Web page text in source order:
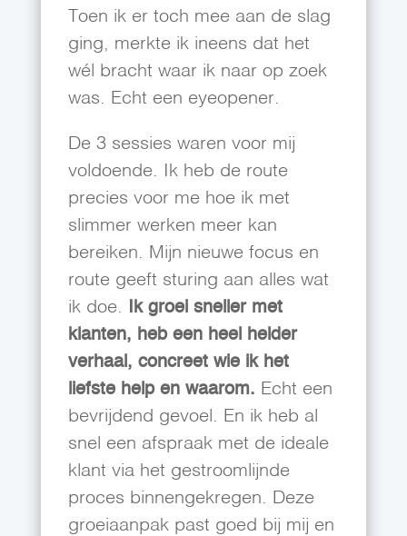
Toen ik er toch mee aan de slag
ging, merkte ik ineens dat het
wél bracht waar ik naar op zoek
was. Echt een eyeopener.
De 3 sessies waren voor mij
voldoende. Ik heb de route
precies voor me hoe ik met
slimmer werken meer kan
bereiken. Mijn nieuwe focus en
route geeft sturing aan alles wat
ik doe.
Ik groei sneller met
klanten, heb een heel helder
verhaal, concreet wie ik het
liefste help en waarom. Echt een
bevrijdend gevoel. En ik heb al
snel een afspraak met de ideale
klant via het gestroomlijnde
proces binnengekregen. Deze
groeiaanpak past goed bij mij en